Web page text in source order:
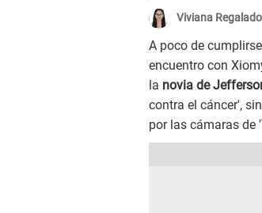
Viviana Regalado
A poco de
encuentro con
la novia de
contra el cáncer',
por las cámaras de